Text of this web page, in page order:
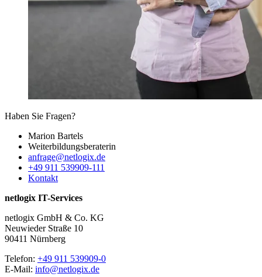
Haben Sie Fragen?
Marion Bartels
Weiterbildungs­beraterin
anfrage@netlogix.de
+49 911 539909-111
Kontakt
netlogix IT-Services
netlogix GmbH & Co. KG
Neuwieder Straße 10
90411 Nürnberg
Telefon: +49 911 539909-0
E-Mail: info@netlogix.de